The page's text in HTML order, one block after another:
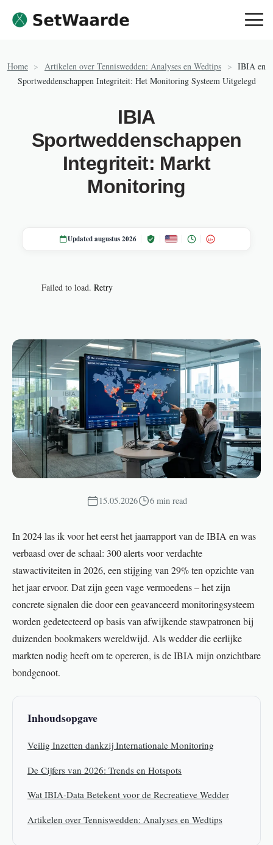
Home > Artikelen over Tenniswedden: Analyses en Wedtips > IBIA en
Sportweddenschappen Integriteit: Het Monitoring Systeem Uitgelegd
IBIA
Sportweddenschappen
Integriteit: Markt
Monitoring
Updated augustus 2026 18+
Failed to load. Retry
15.05.2026 6 min read
In 2024 las ik voor het eerst het jaarrapport van de IBIA en was
verbaasd over de schaal: 300 alerts voor verdachte
stawactiviteiten in 2026, een stijging van 29% ten opzichte van
het jaar ervoor. Dat zijn geen vage vermoedens – het zijn
concrete signalen die door een geavanceerd monitoringsysteem
worden gedetecteerd op basis van afwijkende stawpatronen bij
duizenden bookmakers wereldwijd. Als wedder die eerlijke
markten nodig heeft om te opereren, is de IBIA mijn onzichtbare
bondgenoot.
Inhoudsopgave
Veilig Inzetten dankzij Internationale Monitoring
De Cijfers van 2026: Trends en Hotspots
Wat IBIA-Data Betekent voor de Recreatieve Wedder
Artikelen over Tenniswedden: Analyses en Wedtips